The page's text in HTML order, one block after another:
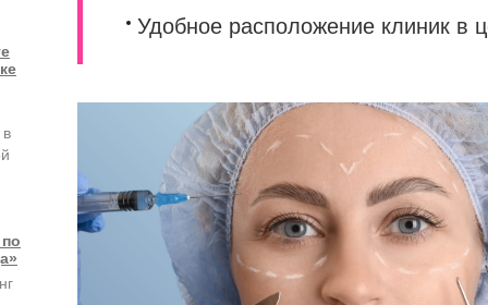
Удобное расположение клиник в